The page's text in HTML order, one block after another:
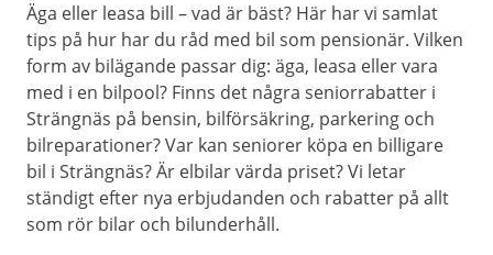
Äga eller leasa bill – vad är bäst? Här har vi samlat
tips på hur har du råd med bil som pensionär. Vilken
form av bilägande passar dig: äga, leasa eller vara
med i en bilpool? Finns det några seniorrabatter i
Strängnäs på bensin, bilförsäkring, parkering och
bilreparationer? Var kan seniorer köpa en billigare
bil i Strängnäs? Är elbilar värda priset? Vi letar
ständigt efter nya erbjudanden och rabatter på allt
som rör bilar och bilunderhåll.